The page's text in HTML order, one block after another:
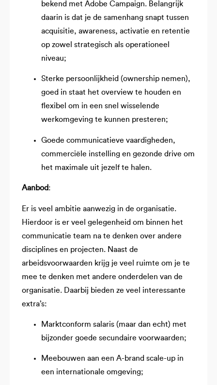
bekend met Adobe Campaign. Belangrijk
daarin is dat je de samenhang snapt tussen
acquisitie, awareness, activatie en retentie
op zowel strategisch als operationeel
niveau;
Sterke persoonlijkheid (ownership nemen),
goed in staat het overview te houden en
flexibel om in een snel wisselende
werkomgeving te kunnen presteren;
Goede communicatieve vaardigheden,
commerciële instelling en gezonde drive om
het maximale uit jezelf te halen.
Aanbod:
Er is veel ambitie aanwezig in de organisatie.
Hierdoor is er veel gelegenheid om binnen het
communicatie team na te denken over andere
disciplines en projecten. Naast de
arbeidsvoorwaarden krijg je veel ruimte om je te
mee te denken met andere onderdelen van de
organisatie. Daarbij bieden ze veel interessante
extra’s:
Marktconform salaris (maar dan echt) met
bijzonder goede secundaire voorwaarden;
Meebouwen aan een A-brand scale-up in
een internationale omgeving;